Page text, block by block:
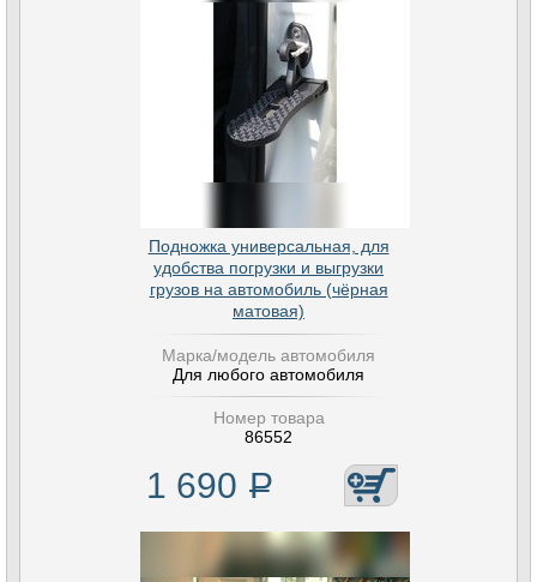
Подножка универсальная, для
удобства погрузки и выгрузки
грузов на автомобиль (чёрная
матовая)
Марка/модель автомобиля
Для любого автомобиля
Номер товара
86552
1 690 Р